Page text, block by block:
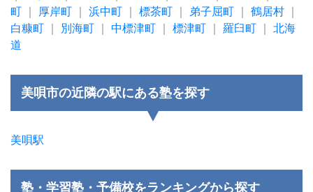
町
厚岸町 浜中町 標茶町 弟子屈町 鶴居村
白糠町
別海町 中標津町 標津町 羅臼町
北海
道
美唄市の近隣の駅にある塾を探す
美唄駅
塾・学習塾・予備校をランキングから探す